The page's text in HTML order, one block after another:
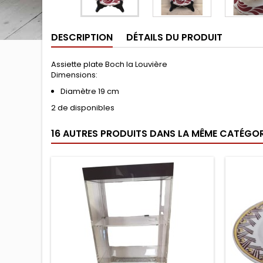
DESCRIPTION DÉTAILS DU PRODUIT
Assiette plate Boch la Louvière
Dimensions:
Diamètre 19 cm
2 de disponibles
16 AUTRES PRODUITS DANS LA MÊME